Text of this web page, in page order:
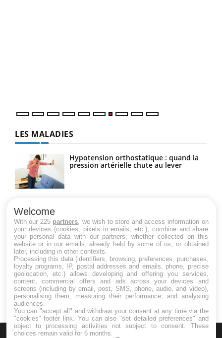
LES MALADIES
Hypotension orthostatique : quand la
pression artérielle chute au lever
Maladie de Charcot (Sclérose latérale
amyotrophique)
Welcome
With our 225 partners , we wish to store and access information on
your devices (cookies, pixels in emails, etc.), combine and share
your personal data with our partners, whether collected on this
website or in our emails, already held by some of us, or obtained
later, including in other contexts.
Processing this data (identifiers, browsing, preferences, purchases,
loyalty programs, IP, postal addresses and emails, phone, precise
geolocation, etc.) allows developing and offering you services,
content, commercial offers and ads across your devices and
screens (including by email, post, SMS, phone, audio, and video),
personalising them, measuring their performance, and analysing
audiences.
You can "accept all" and withdraw your consent at any time via the
"cookies" footer link . You can also "set detailed preferences" and
object to processing activities not subject to consent. These
choices remain valid for 6 months.